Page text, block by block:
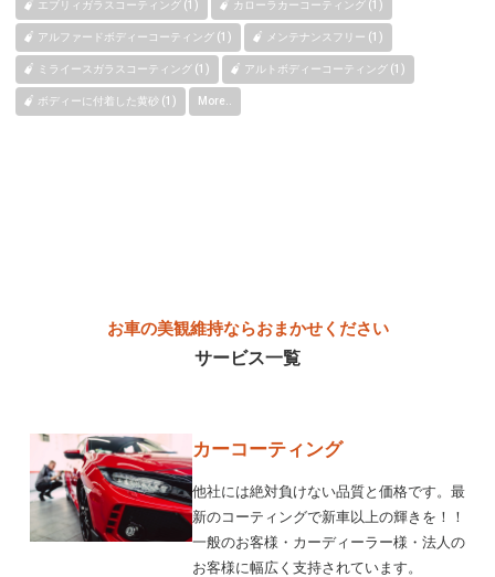
エブリィガラスコーティング (1) カローラカーコーティング (1)
アルファードボディーコーティング (1) メンテナンスフリー (1)
ミライースガラスコーティング (1) アルトボディーコーティング (1)
ボディーに付着した黄砂 (1) More..
お車の美観維持ならおまかせください
サービス一覧
カーコーティング
他社には絶対負けない品質と価格です。最
新のコーティングで新車以上の輝きを！！
一般のお客様・カーディーラー様・法人の
お客様に幅広く支持されています。